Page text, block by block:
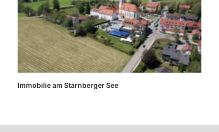
Immobilie am Starnberger See